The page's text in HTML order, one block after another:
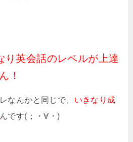
り英会話のレベルが上達
！
なんかと同じで、 いきなり成
んです(；・∀・)